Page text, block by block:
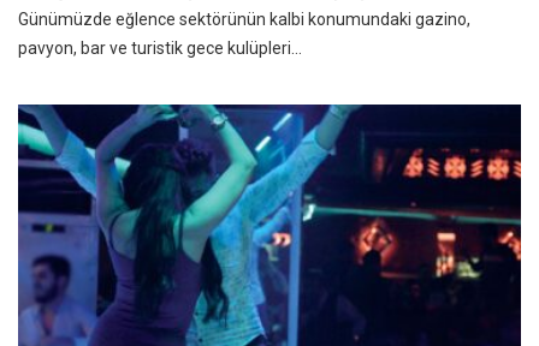
Günümüzde eğlence sektörünün kalbi konumundaki gazino,
pavyon, bar ve turistik gece kulüpleri…